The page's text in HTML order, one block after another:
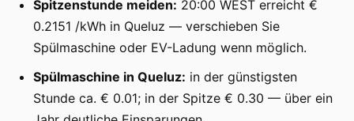
Spitzenstunde meiden: 20:00 WEST erreicht €
0.2151 /kWh in Queluz — verschieben Sie
Spülmaschine oder EV-Ladung wenn möglich.
Spülmaschine in Queluz: in der günstigsten
Stunde ca. € 0.01; in der Spitze € 0.30 — über ein